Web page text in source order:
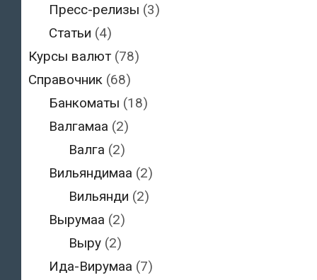
Пресс-релизы (3)
Статьи (4)
Курсы валют (78)
Справочник (68)
Банкоматы (18)
Валгамаа (2)
Валга (2)
Вильяндимаа (2)
Вильянди (2)
Вырумаа (2)
Выру (2)
Ида-Вирумаа (7)